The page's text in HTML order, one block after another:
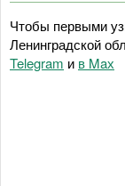
Чтобы первыми
Ленинградской
Telegram и в Maх